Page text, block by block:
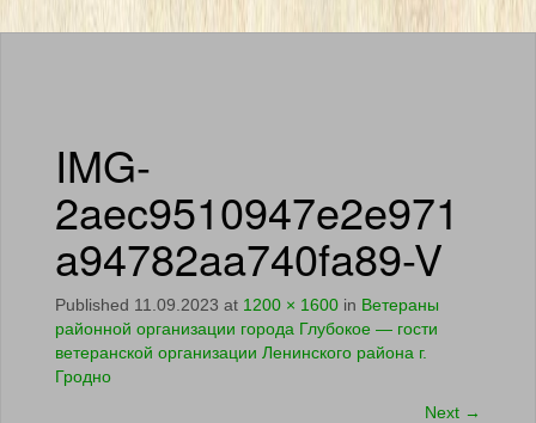
IMG-
2aec9510947e2e971
a94782aa740fa89-V
Published 11.09.2023 at 1200 × 1600 in Ветераны
районной организации города Глубокое — гости
ветеранской организации Ленинского района г.
Гродно
Next →